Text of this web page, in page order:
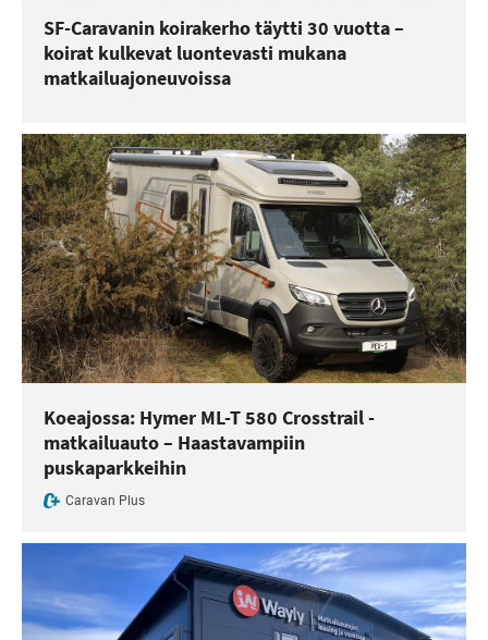
SF-Caravanin koirakerho täytti 30 vuotta –
koirat kulkevat luontevasti mukana
matkailuajoneuvoissa
Koeajossa: Hymer ML-T 580 Crosstrail -
matkailuauto – Haastavampiin
puskaparkkeihin
Caravan Plus